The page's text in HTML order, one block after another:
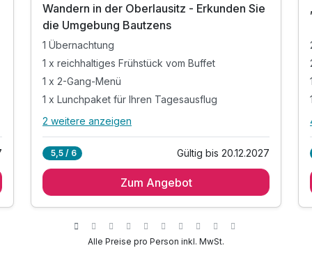
Wandern in der Oberlausitz - Erkunden Sie
die Umgebung Bautzens
1 Übernachtung
1 x reichhaltiges Frühstück vom Buffet
1 x 2-Gang-Menü
1 x Lunchpaket für Ihren Tagesausflug
Alle Inklusivleistungen
1 x reichhaltiges Frühstück vom Buffet
1 x Entspannung in unserer Sauna
2 weitere anzeigen
5,5 / 6 Gültig bis 20.12.2027
Zum Angebot
Alle Preise pro Person inkl. MwSt.